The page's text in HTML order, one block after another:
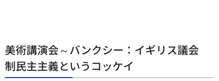
美術講演会～バンクシー：イギリス議会
制民主主義というコッケイ